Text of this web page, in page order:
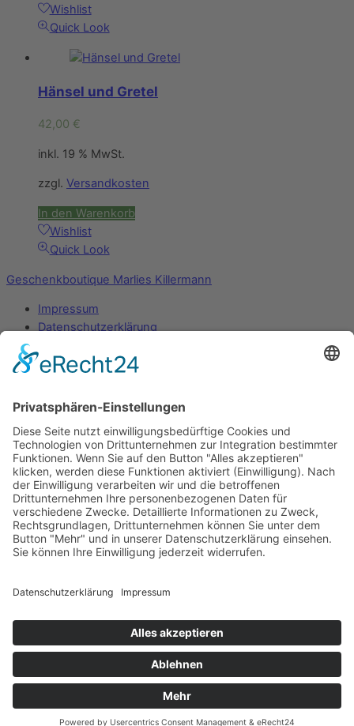
Wishlist
Quick Look
Hänsel und Gretel
42,00 €
inkl. 19 % MwSt.
zzgl. Versandkosten
In den Warenkorb
Wishlist
Quick Look
Geschenkboutique Marlies Killermann
Impressum
Datenschutzerklärung
Zahlungsarten
Widerrufsbelehrung
AGB
Vertrag widerrufen
Produktkategorien
Webdesign: CHS Erzgebirge Kay Raumer
Powered byWordPress•Themify WordPress Themes
Alle Preise inkl. der gesetzlichen MwSt.
Die durchgestrichenen Preise entsprechen dem bisherigen
Preis in diesem Online-Shop.